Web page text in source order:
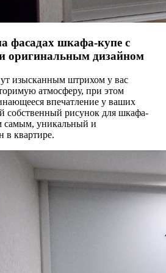
фасадах шкафа-купе с
оригинальным дизайном
изысканным штрихом у вас
атмосферу, при этом
впечатление у ваших
собственный рисунок для шкафа-
самым, уникальный и
в квартире.